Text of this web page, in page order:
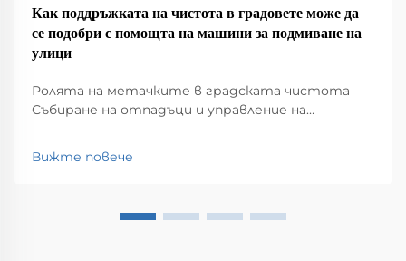
Как поддръжката на чистота в градовете може да
се подобри с помощта на машини за подмиване на
улици
Ролята на метачките в градската чистота
Събиране на отпадъци и управление на
градове, като събират всякакви неща, които се
Вижте повече